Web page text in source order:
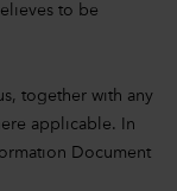
to be
together with any
applicable. In
Document